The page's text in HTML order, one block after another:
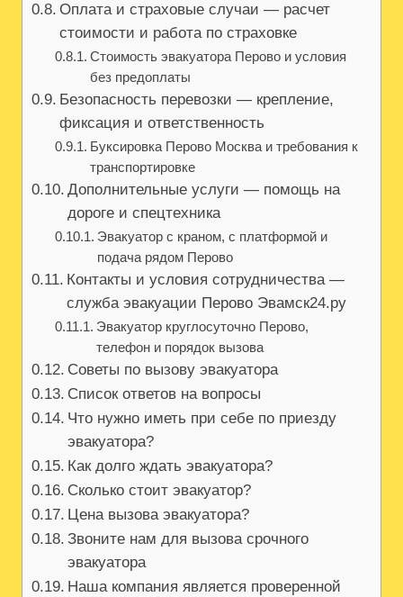
Оплата и страховые случаи — расчет
стоимости и работа по страховке
Стоимость эвакуатора Перово и условия
без предоплаты
Безопасность перевозки — крепление,
фиксация и ответственность
Буксировка Перово Москва и требования к
транспортировке
Дополнительные услуги — помощь на
дороге и спецтехника
Эвакуатор с краном, с платформой и
подача рядом Перово
Контакты и условия сотрудничества —
служба эвакуации Перово Эвамск24.ру
Эвакуатор круглосуточно Перово,
телефон и порядок вызова
Советы по вызову эвакуатора
Список ответов на вопросы
Что нужно иметь при себе по приезду
эвакуатора?
Как долго ждать эвакуатора?
Сколько стоит эвакуатор?
Цена вызова эвакуатора?
Звоните нам для вызова срочного
эвакуатора
Наша компания является проверенной